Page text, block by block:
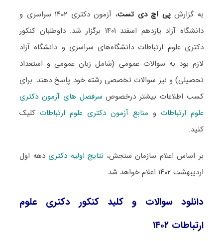
به گزارشپی اچ دی تست
، آزمون دکتری ۱۴۰۲ سراسری و
دانشگاه آزاد یازدهم اسفند ۱۴۰۱ برگزار شد. داوطلبان کنکور
دکتری علوم ارتباطات دانشگاه‌های سراسری و دانشگاه آزاد
لازم بود به سوالات عمومی (شامل زبان عمومی و استعداد
تحصیلی) و نیز سوالات تخصصی رشته خود پاسخ دهند. برای
کسب اطلاعات بیشتر درخصوص سرفصل های آزمون دکتری
علوم ارتباطاتو منابع آزمون دکتری علوم ارتباطات کلیک
کنید.
بر اساس اعلام سازمان سنجش، نتایج اولیه دکتری دهه اول
اردیبهشت ۱۴۰۲ اعلام خواهد شد.
دانلود سوالات و کلید کنکور دکتری علوم
ارتباطات ۱۴۰۲